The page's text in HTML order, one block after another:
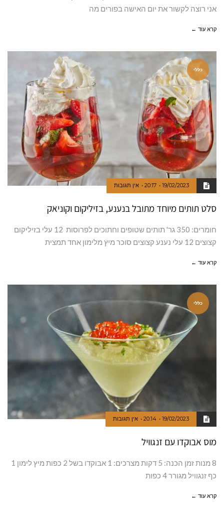
אני רוצה לקשור את יום האישה בפורים מה
קרא עוד ←
כללי
19/02/2023
20:17 אין תגובות
סלט תותים מיוחד מתובל בנענע, בזיליקום וקוניאק
חומרים: 350 גר' תותים שטופים וחתוכים לפרוסות 12 עלי בזיליקום
קצוצים 12 עלי נענע קצוצים סוכר מיץ מלימון אחד תמצית
קרא עוד ←
כללי
19/02/2023
20:14 אין תגובות
מוס אבוקדו עם זנגוויל
8 מנות זמן הכנה: 5 דקות מצרכים: 1 אבוקדו בשל 2 כפות מיץ לימון 1
כף זנגוויל מגורר 4 כפות
קרא עוד ←